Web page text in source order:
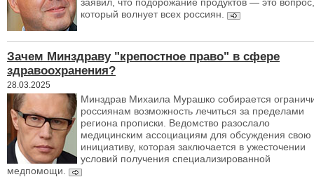
который волнует всех россиян.
Зачем Минздраву "крепостное право" в сфере
здравоохранения?
28.03.2025
Минздрав Михаила Мурашко собирается
россиянам возможность лечиться за пределами
региона прописки. Ведомство разослало
медицинским ассоциациям для обсуждения свою
инициативу, которая заключается в ужесточении
условий получения специализированной
медпомощи.